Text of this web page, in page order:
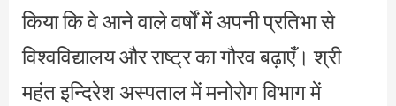
किया कि वे आने वाले वर्षों में अपनी प्रतिभा से
विश्वविद्यालय और राष्ट्र का गौरव बढ़ाएँ। श्री
महंत इन्दिरेश अस्पताल में मनोरोग विभाग में